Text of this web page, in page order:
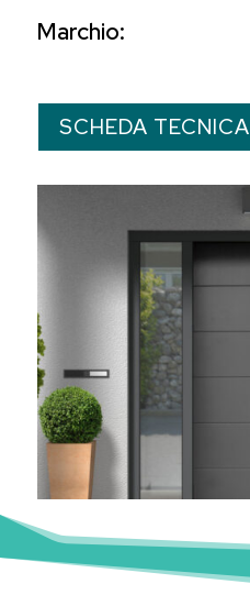
Marchio:
SCHEDA TECNICA